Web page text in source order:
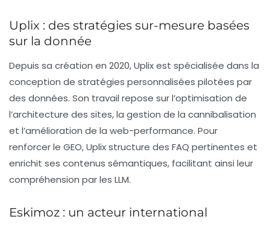
Uplix : des stratégies sur-mesure basées
sur la donnée
Depuis sa création en 2020,Uplixest spécialisée dans la
conception de stratégies personnalisées pilotées par
des données. Son travail repose sur l’optimisation de
l’architecture des sites, la gestion de la cannibalisation
et l’amélioration de la web-performance. Pour
renforcer le GEO, Uplix structure des FAQ pertinentes et
enrichit ses contenus sémantiques, facilitant ainsi leur
compréhension par les LLM.
Eskimoz : un acteur international